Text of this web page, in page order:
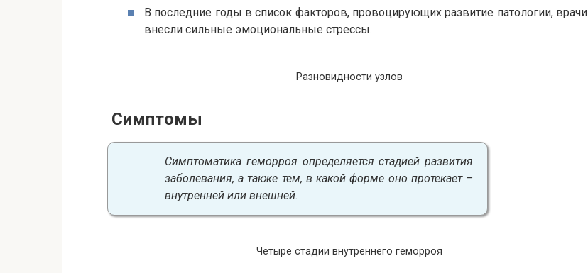
В последние годы в список факторов, провоцирующих развитие патологии, врачи
внесли сильные эмоциональные стрессы.
Разновидности узлов
Симптомы
Симптоматика геморроя определяется стадией развития
заболевания, а также тем, в какой форме оно протекает –
внутренней или внешней.
Четыре стадии внутреннего геморроя